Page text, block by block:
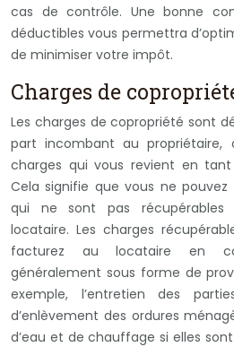
cas de contrôle. Une bonne
déductibles vous permettra
de minimiser votre impôt.
Charges de
Les charges de copropriété sont
part incombant au propriétaire,
charges qui vous revient en
Cela signifie que vous ne
qui ne sont pas récupérables
locataire. Les charges
facturez au locataire en
généralement sous forme de
exemple, l’entretien des
d’enlèvement des ordures
d’eau et de chauffage si elles